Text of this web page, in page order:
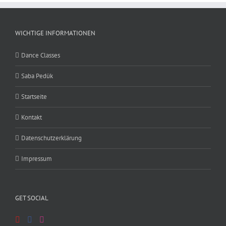
WICHTIGE INFORMATIONEN
Dance Classes
Saba Pedük
Startseite
Kontakt
Datenschutzerklärung
Impressum
GET SOCIAL